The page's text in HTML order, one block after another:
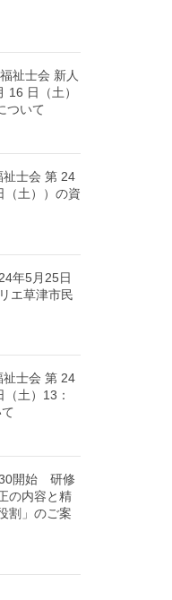
祉士会 新人
16 日（土）
ついて
士会 第 24
（土））の資
年5月25日
エ草津市民
士会 第 24
土）13：
30開始 研修
の内容と精
割」のご案